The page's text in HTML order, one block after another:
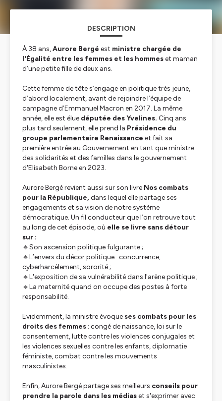
DESCRIPTION
À 38 ans,Aurore Bergé est ministre chargée de
l'Égalité entre les femmes et les hommeset maman
d’une petite fille de deux ans.
Cette femme de tête s’engage en politique très jeune,
d’abord localement, avant de rejoindre l’équipe de
campagne d’Emmanuel Macron en 2017. La même
année, elle est élue députée des Yvelines. Cinq ans
plus tard seulement, elle prend la Présidence du
groupe parlementaire Renaissance et fait sa
première entrée au Gouvernement en tant que ministre
des solidarités et des familles dans le gouvernement
d'Elisabeth Borne en 2023.
Aurore Bergé revient aussi sur son livre Nos combats
pour la République, dans lequel elle partage ses
engagements et sa vision de notre système
démocratique. Un fil conducteur que l’on retrouve tout
au long de cet épisode, où elle se livre sans détour
sur :
🔹Son ascension politique fulgurante ;
🔹L’envers du décor politique : concurrence,
cyberharcèlement, sororité ;
🔹L'exposition de sa vulnérabilité dans l'arène politique ;
🔹La maternité quand on occupe des postes à forte
responsabilité.
Evidemment, la ministre évoqueses combats pour les
droits des femmes : congé de naissance, loi sur le
consentement, lutte contre les violences conjugales et
les violences sexuelles contre les enfants, diplomatie
féministe, combat contre les mouvements
masculinistes.
Enfin, Aurore Bergé partage ses meilleurs conseils pour
prendre la parole dans les médiaset s'exprimer avec